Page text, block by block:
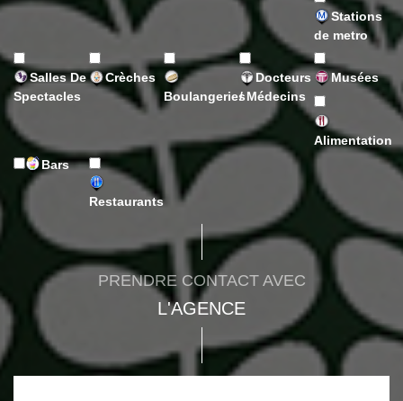
Stations
de metro
Salles De
Spectacles
Crèches
Boulangeries
Docteurs
/ Médecins
Musées
Alimentation
Bars
Restaurants
PRENDRE CONTACT AVEC
L'AGENCE